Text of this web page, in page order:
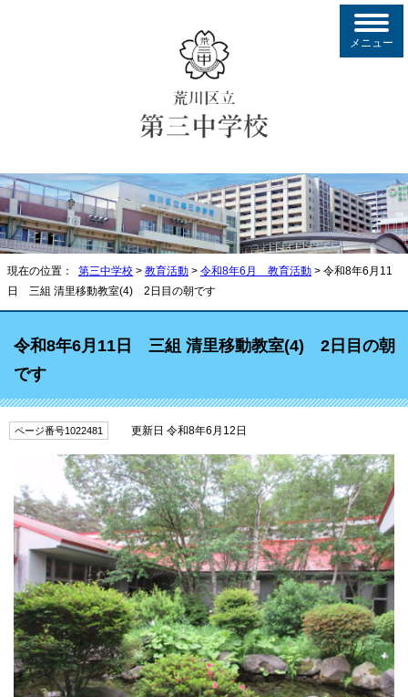
メニュー
現在の位置： 第三中学校 > 教育活動 > 令和8年6月 教育活動 > 令和8年6月11
日 三組 清里移動教室(4) 2日目の朝です
令和8年6月11日 三組 清里移動教室(4) 2日目の朝
です
ページ番号1022481 更新日 令和8年6月12日